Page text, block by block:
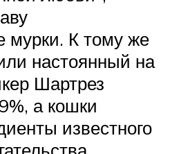
мурки. К тому же
настоянный на
Шартрез
а кошки
известного